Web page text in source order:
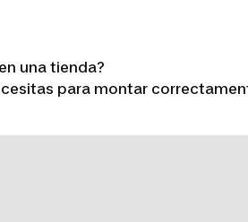
una tienda?
para montar